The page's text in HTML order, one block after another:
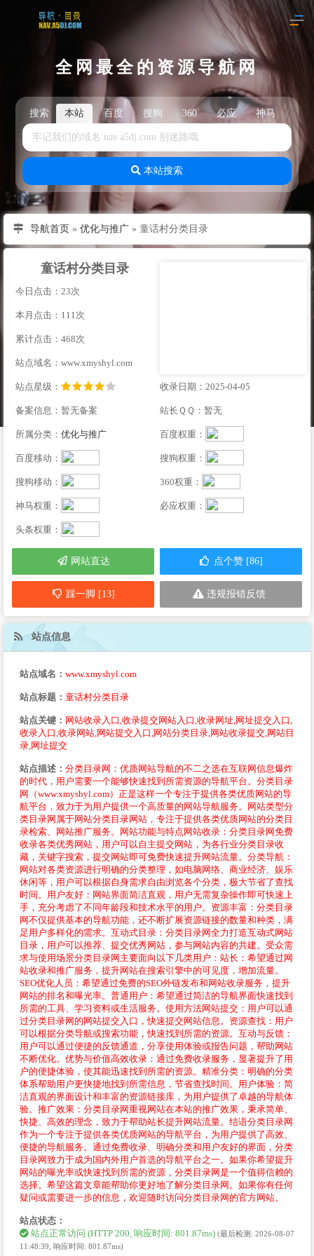
全网最全的资源导航网
搜索 本站 百度 搜狗 360 必应 神马 头
本站搜索
导航首页 » 优化与推广» 童话村分类目录
童话村分类目录
今日点击：23次
本月点击：111次
累计点击：468次
站点域名：www.xmyshyl.com
站点星级： 收录日期：2025-04-05
备案信息：暂无备案 站长ＱＱ：暂无
所属分类： 优化与推广 百度权重：
百度移动： 搜狗权重：
搜狗移动： 360权重：
神马权重： 必应权重：
头条权重：
网站直达 点个赞 [86]
踩一脚 [13] 违规报错反馈
站点信息
站点域名： www.xmyshyl.com
站点标题： 童话村分类目录
站点关键： 网站收录入口,收录提交网站入口,收录网址,网址提交入口,
收录入口,收录网站,网站提交入口,网站分类目录,网站收录提交,网站目
录,网址提交
站点描述： 分类目录网：优质网站导航的不二之选在互联网信息爆炸
的时代，用户需要一个能够快速找到所需资源的导航平台。分类目录
网（www.xmyshyl.com）正是这样一个专注于提供各类优质网站的导
航平台，致力于为用户提供一个高质量的网站导航服务。网站类型分
类目录网属于网站分类目录网站，专注于提供各类优质网站的分类目
录检索、网站推广服务。网站功能与特点网站收录：分类目录网免费
收录各类优秀网站，用户可以自主提交网站，为各行业分类目录收
藏，关键字搜索，提交网站即可免费快速提升网站流量。分类导航：
网站对各类资源进行明确的分类整理，如电脑网络、商业经济、娱乐
休闲等，用户可以根据自身需求自由浏览各个分类，极大节省了查找
时间。用户友好：网站界面简洁直观，用户无需复杂操作即可快速上
手，充分考虑了不同年龄段和技术水平的用户。资源丰富：分类目录
网不仅提供基本的导航功能，还不断扩展资源链接的数量和种类，满
足用户多样化的需求。互动式目录：分类目录网全力打造互动式网站
目录，用户可以推荐、提交优秀网站，参与网站内容的共建。受众需
求与使用场景分类目录网主要面向以下几类用户：站长：希望通过网
站收录和推广服务，提升网站在搜索引擎中的可见度，增加流量。
SEO优化人员：希望通过免费的SEO外链发布和网站收录服务，提升
网站的排名和曝光率。普通用户：希望通过简洁的导航界面快速找到
所需的工具、学习资料或生活服务。使用方法网站提交：用户可以通
过分类目录网的网站提交入口，快速提交网站信息。资源查找：用户
可以根据分类导航或搜索功能，快速找到所需的资源。互动与反馈：
用户可以通过便捷的反馈通道，分享使用体验或报告问题，帮助网站
不断优化。优势与价值高效收录：通过免费收录服务，显著提升了用
户的便捷体验，使其能迅速找到所需的资源。精准分类：明确的分类
体系帮助用户更快捷地找到所需信息，节省查找时间。用户体验：简
洁直观的界面设计和丰富的资源链接库，为用户提供了卓越的导航体
验。推广效果：分类目录网重视网站在本站的推广效果，秉承简单、
快捷、高效的理念，致力于帮助站长提升网站流量。结语分类目录网
作为一个专注于提供各类优质网站的导航平台，为用户提供了高效、
便捷的导航服务。通过免费收录、明确分类和用户友好的界面，分类
目录网致力于成为国内外用户首选的导航平台之一。如果你希望提升
网站的曝光率或快速找到所需的资源，分类目录网是一个值得信赖的
选择。希望这篇文章能帮助你更好地了解分类目录网。如果你有任何
疑问或需要进一步的信息，欢迎随时访问分类目录网的官方网站。
站点状态：
站点正常访问 (HTTP 200, 响应时间: 801.87ms) (最后检测: 2026-08-07
11:48:39, 响应时间: 801.87ms)